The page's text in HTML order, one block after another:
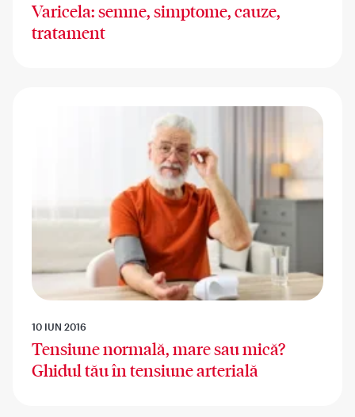
Varicela: semne, simptome, cauze,
tratament
10 IUN 2016
Tensiune normală, mare sau mică?
Ghidul tău în tensiune arterială